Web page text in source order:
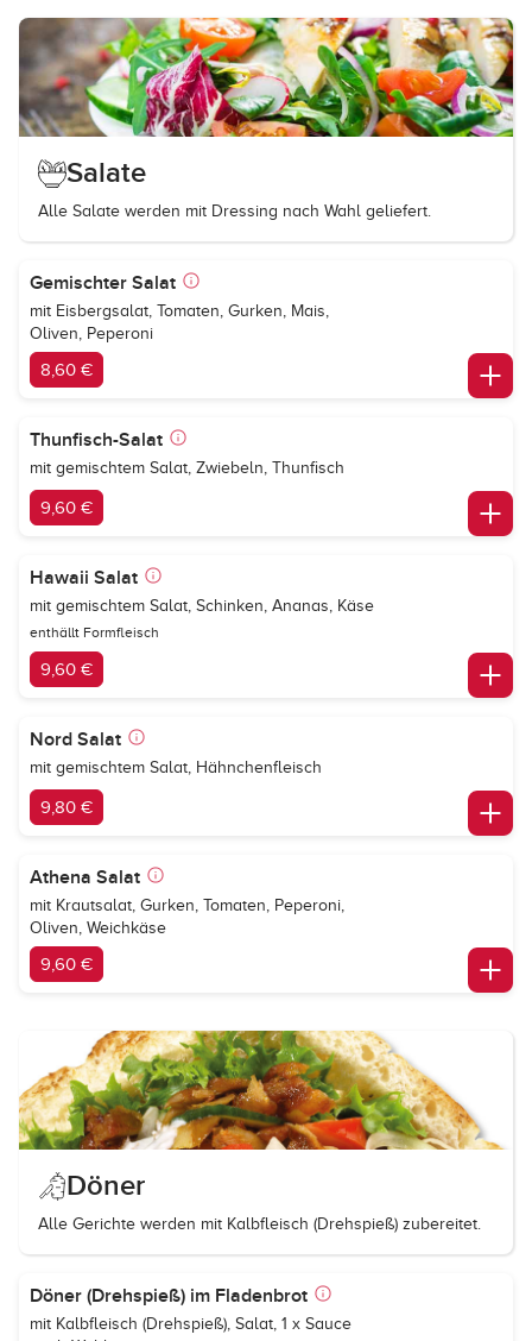
Salate
Alle Salate werden mit Dressing nach Wahl geliefert.
Gemischter Salat
mit Eisbergsalat, Tomaten, Gurken, Mais,
Oliven, Peperoni
8,60 €
Thunfisch-Salat
mit gemischtem Salat, Zwiebeln, Thunfisch
9,60 €
Hawaii Salat
mit gemischtem Salat, Schinken, Ananas, Käse
enthällt Formfleisch
9,60 €
Nord Salat
mit gemischtem Salat, Hähnchenfleisch
9,80 €
Athena Salat
mit Krautsalat, Gurken, Tomaten, Peperoni,
Oliven, Weichkäse
9,60 €
Döner
Alle Gerichte werden mit Kalbfleisch (Drehspieß) zubereitet.
Döner (Drehspieß) im Fladenbrot
mit Kalbfleisch (Drehspieß), Salat, 1 x Sauce